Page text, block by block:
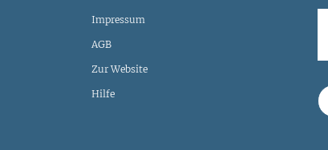
Impressum
AGB
Zur Website
Hilfe